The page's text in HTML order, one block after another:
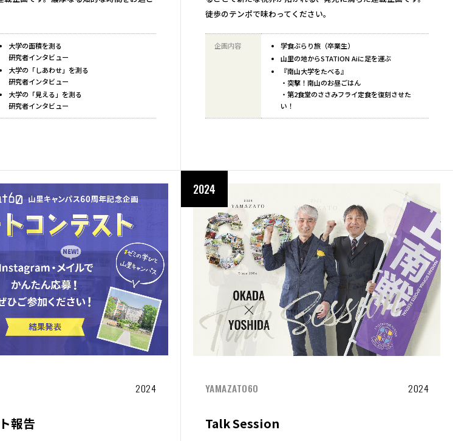
大学の面積を測る
研究者インタビュー
大学の「しあわせ」を測る
研究者インタビュー
大学の「見える」を測る
研究者インタビュー
徒歩のテンポで味わってください。
企画内容
学食ぶらり旅（卒業生）
山里の地からSTATION Aiに足を運ぶ
『南山大学をたべる』
・突撃！南山のお昼ごはん
・第2食堂のささみフライ定食を復刻させた
い！
2024
報告
2024
YAMAZATO60 2024
Talk Session